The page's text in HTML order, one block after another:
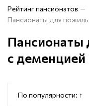
Рейтинг пансионатов
Пансионаты для
с деменцией
По популярности: ↑